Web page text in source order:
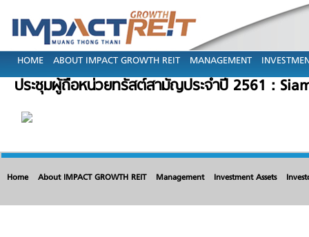
HOME ABOUT IMPACT GROWTH REIT MANAGEMENT
ประชุมผู้ถือหน่วยทรัสต์สามัญประจำปี 2561 :
Home About IMPACT GROWTH REIT Management Investment Assets